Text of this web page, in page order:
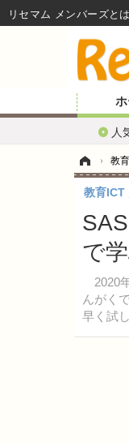
人
› 教
で
2020
んがく
早く試
教育ICT
リセマム メンバーズ